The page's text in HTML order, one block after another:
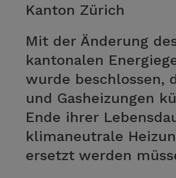
Kanton Zürich
Mit der Änderung
kantonalen
wurde beschlossen,
und Gasheizungen
Ende ihrer
klimaneutrale
ersetzt werden